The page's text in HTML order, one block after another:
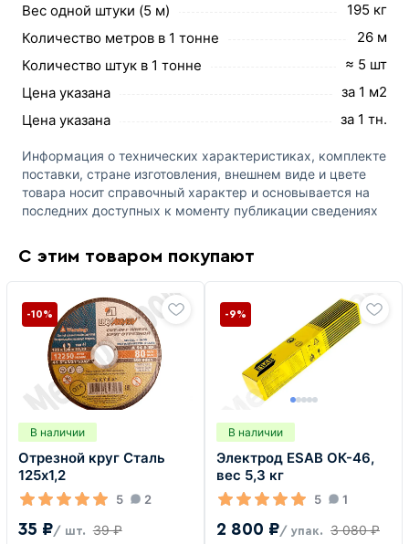
Вес одной штуки (5 м)
195 кг
Количество метров в 1 тонне
26 м
Количество штук в 1 тонне
≈ 5 шт
Цена указана
за 1 м2
Цена указана
за 1 тн.
Информация о технических характеристиках, комплекте
поставки, стране изготовления, внешнем виде и цвете
товара носит справочный характер и основывается на
последних доступных к моменту публикации сведениях
С этим товаром покупают
В наличии
Отрезной круг Сталь
125х1,2
5 2
35 ₽/ шт. 39 ₽
-10%
В наличии
Электрод ESAB ОК-46,
вес 5,3 кг
5 1
2 800 ₽/ упак. 3 080 ₽
-9%